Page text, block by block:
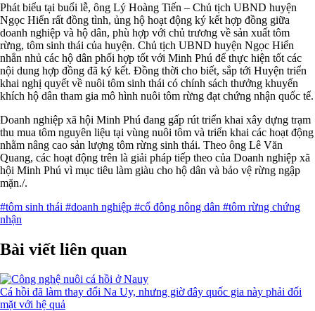
Phát biểu tại buổi lễ, ông Lý Hoàng Tiến – Chủ tịch UBND huyện
Ngọc Hiển rất đồng tình, ủng hộ hoạt động ký kết hợp đồng giữa
doanh nghiệp và hộ dân, phù hợp với chủ trương về sản xuất tôm
rừng, tôm sinh thái của huyện. Chủ tịch UBND huyện Ngọc Hiển
nhắn nhủ các hộ dân phối hợp tốt với Minh Phú để thực hiện tốt các
nội dung hợp đồng đã ký kết. Đồng thời cho biết, sắp tới Huyện triển
khai nghị quyết về nuôi tôm sinh thái có chính sách thưởng khuyến
khích hộ dân tham gia mô hình nuôi tôm rừng đạt chứng nhận quốc tế.
Doanh nghiệp xã hội Minh Phú đang gấp rút triển khai xây dựng trạm
thu mua tôm nguyên liệu tại vùng nuôi tôm và triển khai các hoạt động
nhằm nâng cao sản lượng tôm rừng sinh thái. Theo ông Lê Văn
Quang, các hoạt động trên là giải pháp tiếp theo của Doanh nghiệp xã
hội Minh Phú vì mục tiêu làm giàu cho hộ dân và bảo vệ rừng ngập
mặn./.
#tôm sinh thái #doanh nghiệp #cổ đông nông dân #tôm rừng chứng
nhận
Bài viết liên quan
Cá hồi đã làm thay đổi Na Uy, nhưng giờ đây quốc gia này phải đối
mặt với hệ quả